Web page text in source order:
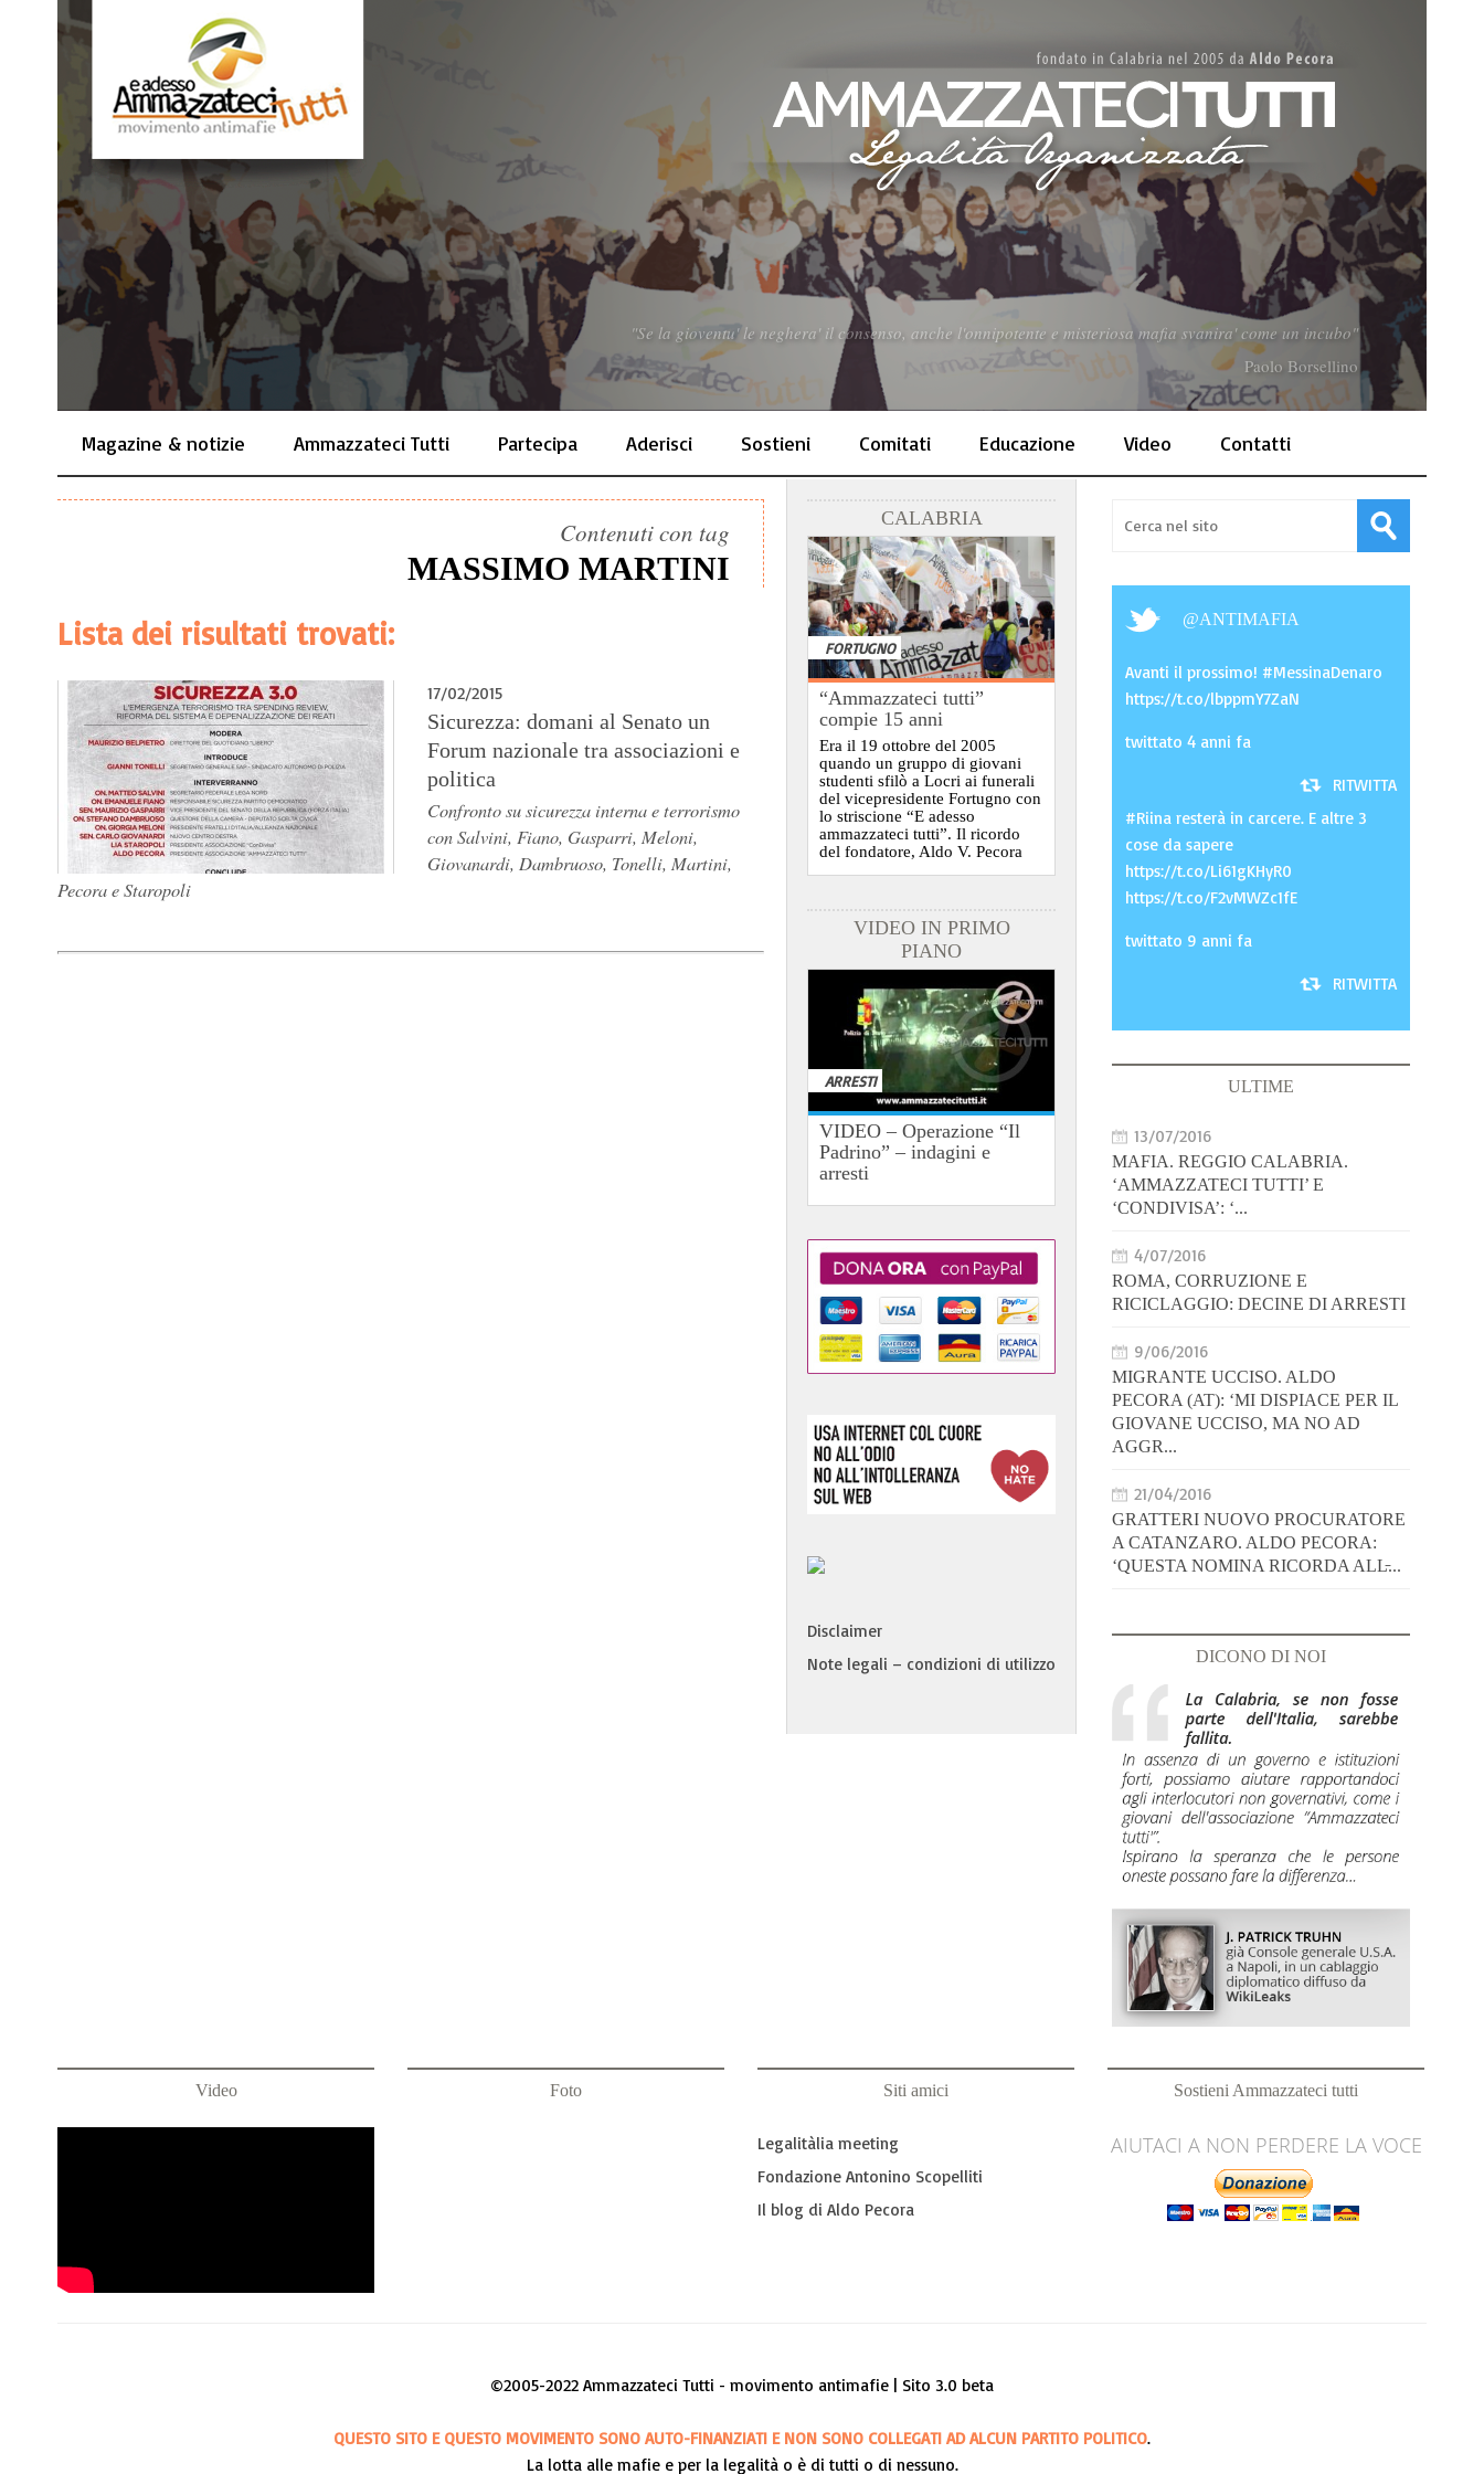
"Se la gioventu' le neghera' il consenso, anche l'onnipotente e misteriosa mafia svanira' come un incubo"
Paolo Borsellino
Magazine & notizie Ammazzateci Tutti Partecipa Aderisci Sostieni Comitati Educazione Video Contatti
Contenuti con tag
MASSIMO MARTINI
Lista dei risultati trovati:
17/02/2015
Sicurezza: domani al Senato un
Forum nazionale tra associazioni e
politica
Confronto su sicurezza interna e terrorismo
con Salvini, Fiano, Gasparri, Meloni,
Giovanardi, Dambruoso, Tonelli, Martini,
Pecora e Staropoli
CALABRIA
FORTUGNO
“Ammazzateci tutti”
compie 15 anni
Era il 19 ottobre del 2005
quando un gruppo di giovani
studenti sfilò a Locri ai funerali
del vicepresidente Fortugno con
lo striscione “E adesso
ammazzateci tutti”. Il ricordo
del fondatore, Aldo V. Pecora
VIDEO IN PRIMO
PIANO
ARRESTI
VIDEO – Operazione “Il
Padrino” – indagini e
arresti
Disclaimer
Note legali – condizioni di utilizzo
@ANTIMAFIA
Avanti il prossimo! #MessinaDenaro
https://t.co/lbppmY7ZaN
twittato 4 anni fa
RITWITTA
#Riina resterà in carcere. E altre 3
cose da sapere
https://t.co/Li61gKHyR0
https://t.co/F2vMWZc1fE
twittato 9 anni fa
RITWITTA
ULTIME
13/07/2016
MAFIA. REGGIO CALABRIA.
‘AMMAZZATECI TUTTI’ E
‘CONDIVISA’: ‘...
4/07/2016
ROMA, CORRUZIONE E
RICICLAGGIO: DECINE DI ARRESTI
9/06/2016
MIGRANTE UCCISO. ALDO
PECORA (AT): ‘MI DISPIACE PER IL
GIOVANE UCCISO, MA NO AD
AGGR...
21/04/2016
GRATTERI NUOVO PROCURATORE
A CATANZARO. ALDO PECORA:
‘QUESTA NOMINA RICORDA ALL̵...
DICONO DI NOI
Video Foto Siti amici
Legalitàlia meeting
Fondazione Antonino Scopelliti
Il blog di Aldo Pecora
Sostieni Ammazzateci tutti
AIUTACI A NON PERDERE LA VOCE
©2005-2022 Ammazzateci Tutti - movimento antimafie | Sito 3.0 beta
QUESTO SITO E QUESTO MOVIMENTO SONO AUTO-FINANZIATI E NON SONO COLLEGATI AD ALCUN PARTITO POLITICO.
La lotta alle mafie e per la legalità o è di tutti o di nessuno.